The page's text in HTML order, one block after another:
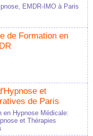
EMDR-IMO à Paris
de Formation en
et
de Paris
en Hypnose Médicale:
et Thérapies